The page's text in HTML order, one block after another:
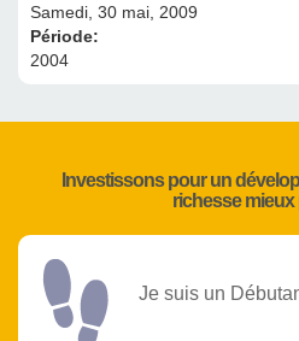
Samedi, 30 mai, 2009
Période:
2004
Investissons pour un
richesse mieux
Je suis un